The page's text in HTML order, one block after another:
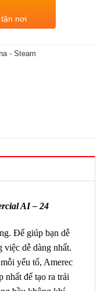
nơi
- Steam
AI – 24
Để giúp bạn dễ
việc dễ dàng nhất.
yếu tố, Amerec
nhất để tạo ra trải